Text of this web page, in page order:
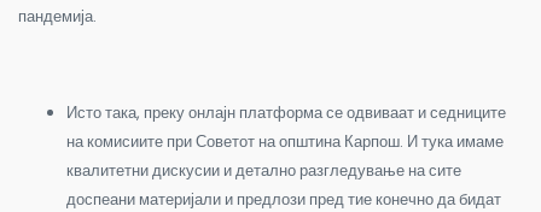
пандемија.
Исто така, преку онлајн платформа се одвиваат и седниците
на комисиите при Советот на општина Карпош. И тука имаме
квалитетни дискусии и детално разгледување на сите
доспеани материјали и предлози пред тие конечно да бидат